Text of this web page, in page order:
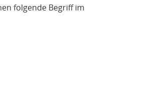
folgende Begriff im